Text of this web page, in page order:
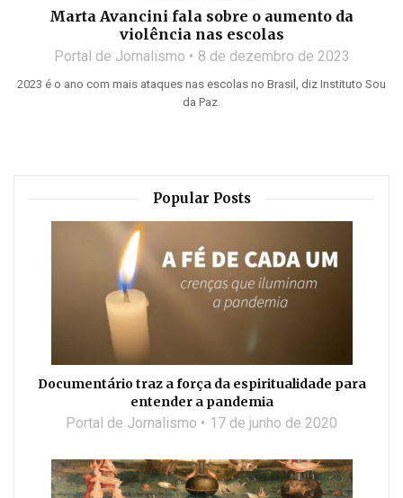
Marta Avancini fala sobre o aumento da
violência nas escolas
Portal de Jornalismo 8 de dezembro de 2023
2023 é o ano com mais ataques nas escolas no Brasil, diz Instituto Sou
da Paz.
Popular Posts
Documentário traz a força da espiritualidade para
entender a pandemia
Portal de Jornalismo 17 de junho de 2020